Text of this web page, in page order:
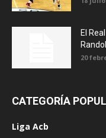
El
20
CATEGORÍA
Liga Acb